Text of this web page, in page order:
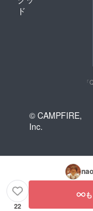
ド
© CAMPFIRE,
Inc.
22